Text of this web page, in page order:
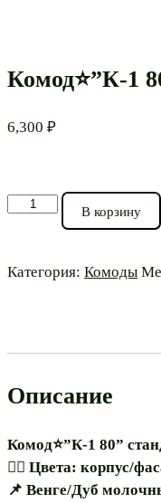
Комод⭐”К-1
6,300 ₽
Количество
80”
В корзину
Категория: Комоды
Описание
Комод⭐”К-1 80”
🏳️‍🌈 Цвета: корпус/
📌 Венге/Дуб